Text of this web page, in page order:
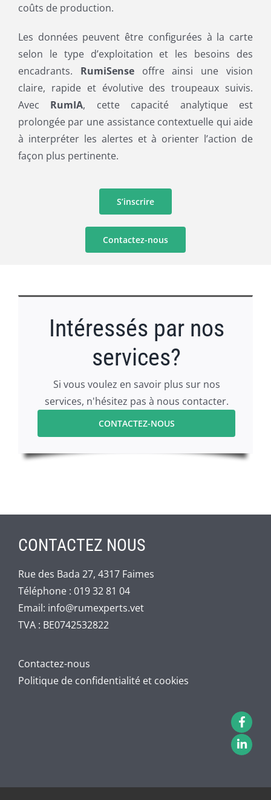
coûts de production.
Les données peuvent être configurées à la carte
selon le type d’exploitation et les besoins des
encadrants. RumiSenseoffre ainsi une vision
claire, rapide et évolutive des troupeaux suivis.
Avec RumIA, cette capacité analytique est
prolongée par une assistance contextuelle qui aide
à interpréter les alertes et à orienter l’action de
façon plus pertinente.
S’inscrire
Contactez-nous
Intéressés par nos
services?
Si vous voulez en savoir plus sur nos
services, n'hésitez pas à nous contacter.
CONTACTEZ-NOUS
CONTACTEZ NOUS
Rue des Bada 27, 4317 Faimes
Téléphone : 019 32 81 04
Email: info@rumexperts.vet
TVA : BE0742532822
Contactez-nous
Politique de confidentialité et cookies